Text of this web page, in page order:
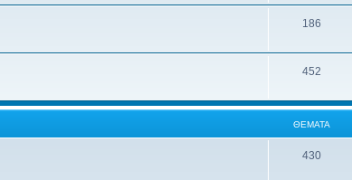
186
452
ΘΈΜΑΤΑ
430